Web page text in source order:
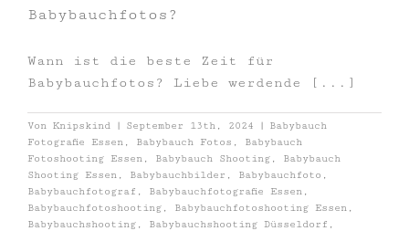
Babybauchfotos?
Wann ist die beste Zeit für
Babybauchfotos? Liebe werdende [...]
Von Knipskind | September 13th, 2024 |
Babybauch
Fotografie Essen , Babybauch Fotos , Babybauch
Fotoshooting Essen , Babybauch Shooting , Babybauch
Shooting Essen , Babybauchbilder , Babybauchfoto ,
Babybauchfotograf , Babybauchfotografie Essen ,
Babybauchfotoshooting , Babybauchfotoshooting Essen ,
Babybauchshooting , Babybauchshooting Düsseldorf ,